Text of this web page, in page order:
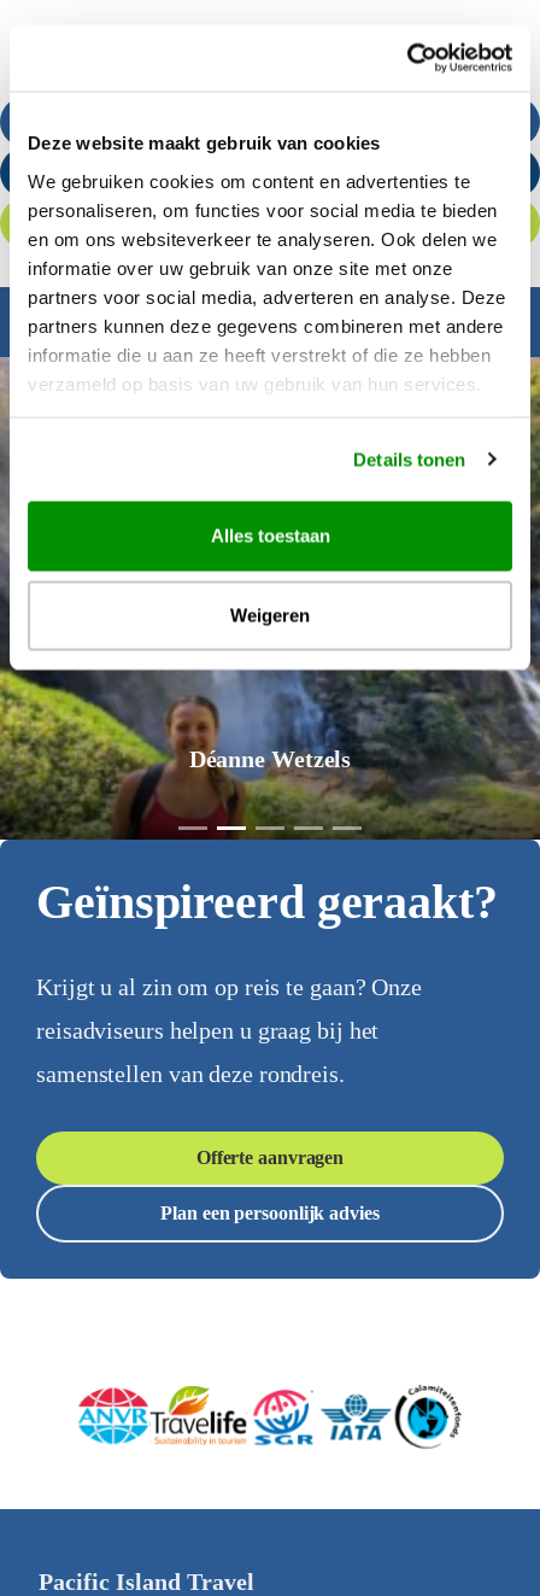
Deze website maakt gebruik van cookies
We gebruiken cookies om content en advertenties te
personaliseren, om functies voor social media te bieden
en om ons websiteverkeer te analyseren. Ook delen we
informatie over uw gebruik van onze site met onze
partners voor social media, adverteren en analyse. Deze
partners kunnen deze gegevens combineren met andere
informatie die u aan ze heeft verstrekt of die ze hebben
verzameld op basis van uw gebruik van hun services.
Details tonen
Alles toestaan
Weigeren
Stuur een e-mail
Offerte aanvragen
Inspiratie nodig?
Déanne Wetzels
Geïnspireerd geraakt?
Krijgt u al zin om op reis te gaan? Onze
reisadviseurs helpen u graag bij het
samenstellen van deze rondreis.
Offerte aanvragen
Plan een persoonlijk advies
Pacific Island Travel